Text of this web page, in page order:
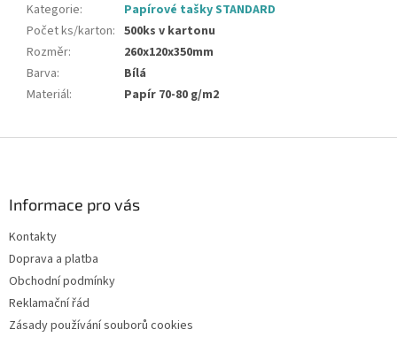
Kategorie:
Papírové tašky STANDARD
Počet ks/karton: 500ks v kartonu
Rozměr:
260x120x350mm
Barva:
Bílá
Materiál: Papír 70-80 g/m2
Informace pro vás
Kontakty
Doprava a platba
Obchodní podmínky
Reklamační řád
Zásady používání souborů cookies